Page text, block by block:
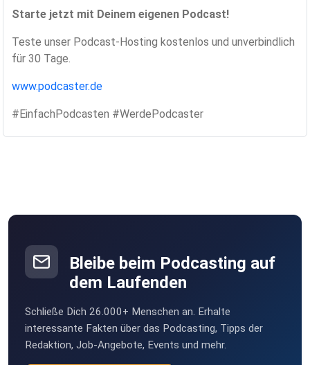
Starte jetzt mit Deinem eigenen Podcast!
Teste unser Podcast-Hosting kostenlos und unverbindlich
für 30 Tage.
www.podcaster.de
#EinfachPodcasten #WerdePodcaster
Bleibe beim Podcasting auf
dem Laufenden
Schließe Dich 26.000+ Menschen an. Erhalte
interessante Fakten über das Podcasting, Tipps der
Redaktion, Job-Angebote, Events und mehr.